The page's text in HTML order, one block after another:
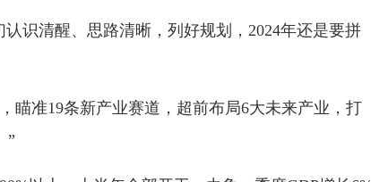
识清醒、思路清晰，列好规划，2024年还是要拼
准19条新产业赛道，超前布局6大未来产业，打
”